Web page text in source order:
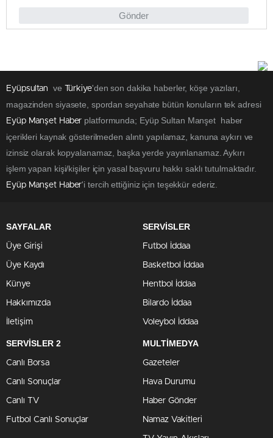
Gönder
Eyüpsultan ve Türkiye'den son dakika haberler, köşe yazıları,
magazinden siyasete, spordan seyahate bütün konuların tek adresi
Eyüp Manşet Haber platformunda; Eyüp Sultan Manşet haber
içerikleri kaynak gösterilmeden alıntı yapılamaz, kanuna aykırı ve
izinsiz olarak kopyalanamaz, başka yerde yayınlanamaz. Aykırı
işlem yapan kişi/kişiler için yasal başvuru hakkı saklı tutulmaktadır.
Eyüp Manşet Haber'i tercih ettiğiniz için teşekkür ederiz.
SAYFALAR
Üye Girişi
Üye Kaydı
Künye
Hakkımızda
İletişim
SERVİSLER
Futbol İddaa
Basketbol İddaa
Hentbol İddaa
Bilardo İddaa
Voleybol İddaa
SERVİSLER 2
Canlı Borsa
Canlı Sonuçlar
Canlı TV
Futbol Canlı Sonuçlar
MULTİMEDYA
Gazeteler
Hava Durumu
Haber Gönder
Namaz Vakitleri